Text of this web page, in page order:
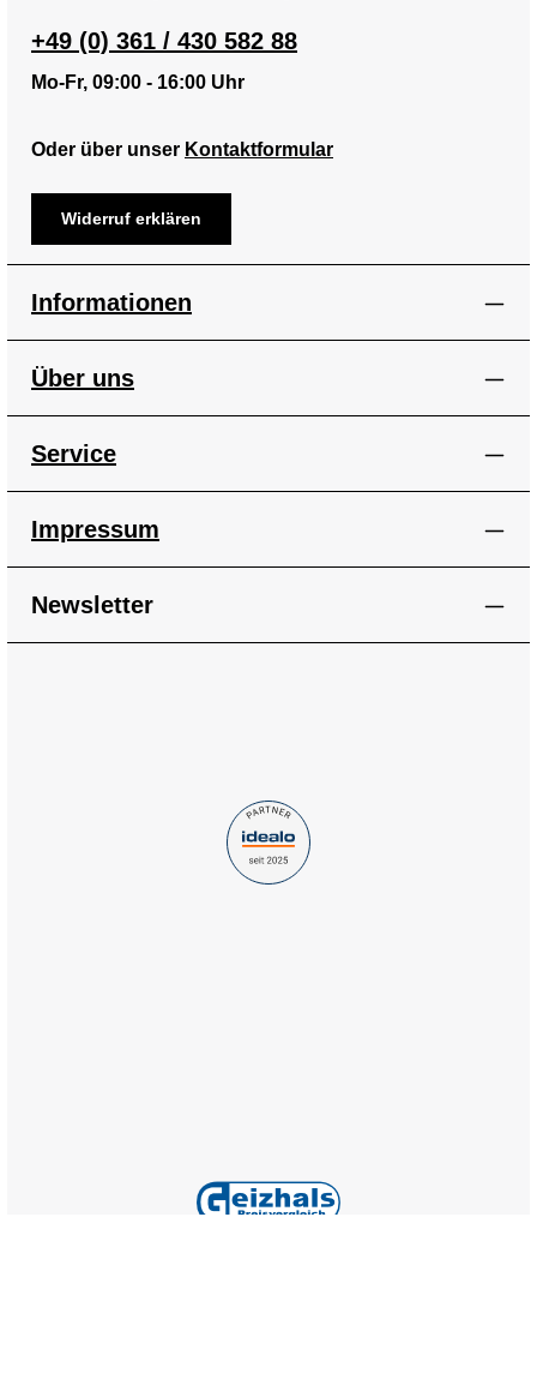
+49 (0) 361 / 430 582 88
Mo-Fr, 09:00 - 16:00 Uhr
Oder über unser Kontaktformular
Widerruf erklären
Informationen
Über uns
Service
Impressum
Newsletter